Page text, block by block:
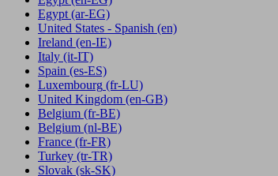
Egypt(ar-EG)
United States - Spanish (en)
Ireland (en-IE)
Italy (it-IT)
Spain (es-ES)
Luxembourg (fr-LU)
United Kingdom (en-GB)
Belgium (fr-BE)
Belgium (nl-BE)
France (fr-FR)
Turkey (tr-TR)
Slovak (sk-SK)